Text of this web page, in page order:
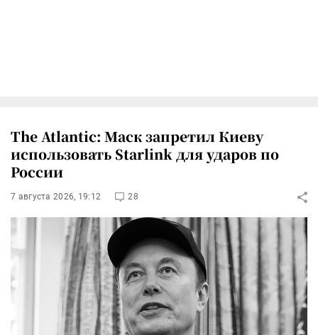
The Atlantic: Маск запретил Киеву
использовать Starlink для ударов по
России
7 августа 2026, 19:12 28